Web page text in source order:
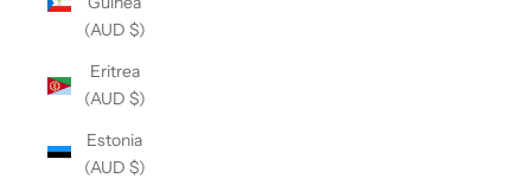
(AUD $)
Eritrea
(AUD $)
Estonia
(AUD $)